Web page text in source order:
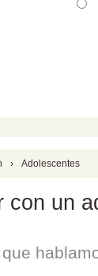
› Adolescentes
con un